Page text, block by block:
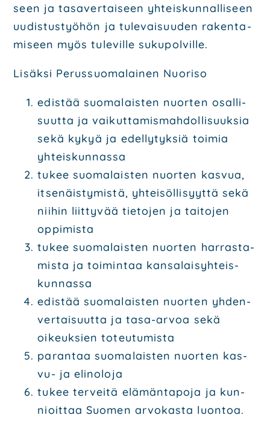
seen ja tasa­ver­tai­seen yhteis­kun­nal­li­seen
uudis­tus­työ­hön ja tule­vai­suu­den raken­ta­
mi­seen myös tule­vil­le suku­pol­vil­le.
Lisäk­si Perus­suo­ma­lai­nen Nuo­ri­so
edis­tää suo­ma­lais­ten nuor­ten osal­li­
suut­ta ja vai­kut­ta­mis­mah­dol­li­suuk­sia
sekä kykyä ja edel­ly­tyk­siä toi­mia
yhteis­kun­nas­sa
tukee suo­ma­lais­ten nuor­ten kas­vua,
itse­näis­ty­mis­tä, yhtei­söl­li­syyt­tä sekä
nii­hin liit­ty­vää tie­to­jen ja tai­to­jen
oppi­mis­ta
tukee suo­ma­lais­ten nuor­ten har­ras­ta­
mis­ta ja toi­min­taa kan­sa­lai­syh­teis­
kun­nas­sa
edis­tää suo­ma­lais­ten nuor­ten yhden­
ver­tai­suut­ta ja tasa-arvoa sekä
oikeuk­sien toteu­tu­mis­ta
paran­taa suo­ma­lais­ten nuor­ten kas­
vu- ja eli­no­lo­ja
tukee ter­vei­tä elä­män­ta­po­ja ja kun­
nioit­taa Suo­men arvo­kas­ta luon­toa.